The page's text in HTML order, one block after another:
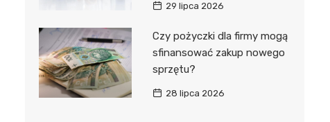
29 lipca 2026
Czy pożyczki dla firmy mogą
sfinansować zakup nowego
sprzętu?
28 lipca 2026